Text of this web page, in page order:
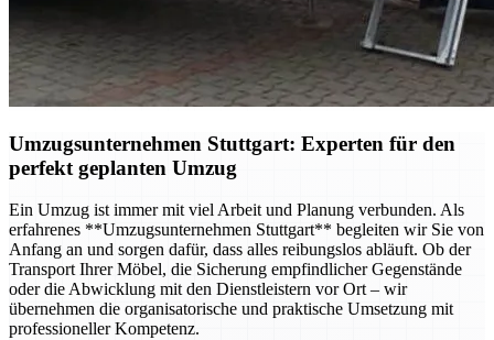
Umzugsunternehmen Stuttgart: Experten für den
perfekt geplanten Umzug
Ein Umzug ist immer mit viel Arbeit und Planung verbunden. Als
erfahrenes **Umzugsunternehmen Stuttgart** begleiten wir Sie von
Anfang an und sorgen dafür, dass alles reibungslos abläuft. Ob der
Transport Ihrer Möbel, die Sicherung empfindlicher Gegenstände
oder die Abwicklung mit den Dienstleistern vor Ort – wir
übernehmen die organisatorische und praktische Umsetzung mit
professioneller Kompetenz.